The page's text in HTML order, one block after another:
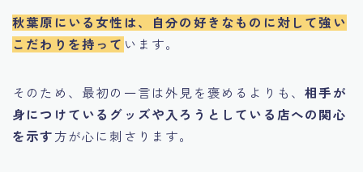
秋葉原にいる女性は、自分の好きなものに対して強い
こだわりを持って います。
そのため、最初の一言は外見を褒めるよりも、相手が
身につけているグッズや入ろうとしている店への関心
を示す方が心に刺さります。